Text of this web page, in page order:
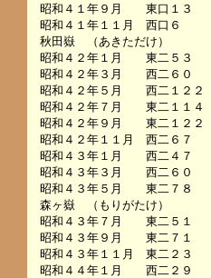
昭和４１年９月　　東口１
昭和４１年１１月　西口
秋田嶽　（あきただけ）
昭和４２年１月　　東二
昭和４２年３月　　西二
昭和４２年５月　　西二
昭和４２年７月　　東二
昭和４２年９月　　東二
昭和４２年１１月　西二
昭和４３年１月　　西二
昭和４３年３月　　西二
昭和４３年５月　　東二
森ヶ嶽　（もりがたけ）
昭和４３年７月　　東二
昭和４３年９月　　東二
昭和４３年１１月　東二
昭和４４年１月　　西二